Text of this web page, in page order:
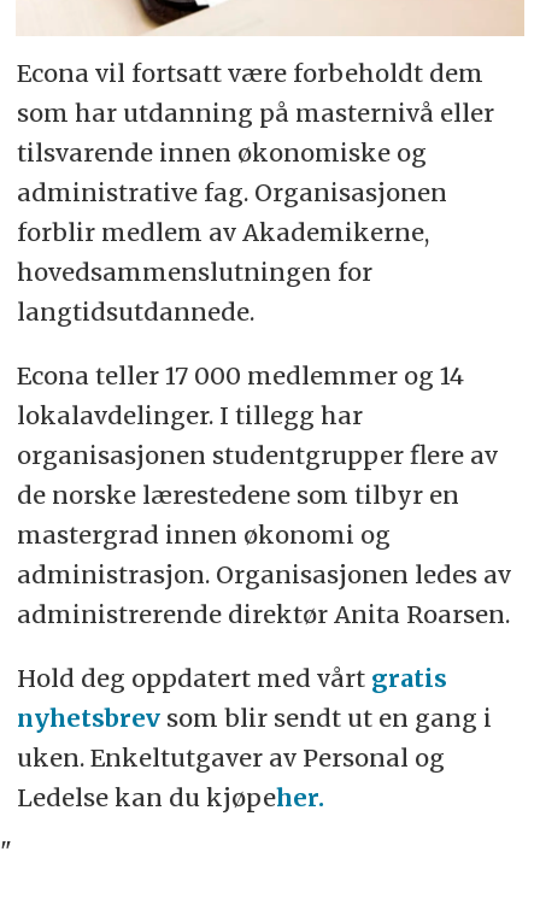
Econa vil fortsatt være forbeholdt dem
som har utdanning på masternivå eller
tilsvarende innen økonomiske og
administrative fag. Organisasjonen
forblir medlem av Akademikerne,
hovedsammenslutningen for
langtidsutdannede.
Econa teller 17 000 medlemmer og 14
lokalavdelinger. I tillegg har
organisasjonen studentgrupper flere av
de norske lærestedene som tilbyr en
mastergrad innen økonomi og
administrasjon. Organisasjonen ledes av
administrerende direktør Anita Roarsen.
Hold deg oppdatert med vårt gratis
nyhetsbrevsom blir sendt ut en gang i
uken. Enkeltutgaver av Personal og
Ledelse kan du kjøpeher.
"